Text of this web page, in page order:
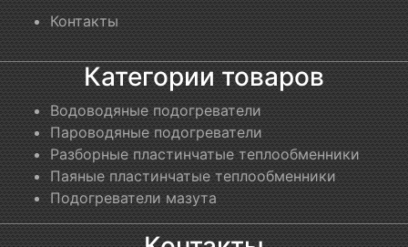
Контакты
Категории товаров
Водоводяные подогреватели
Пароводяные подогреватели
Разборные пластинчатые теплообменники
Паяные пластинчатые теплообменники
Подогреватели мазута